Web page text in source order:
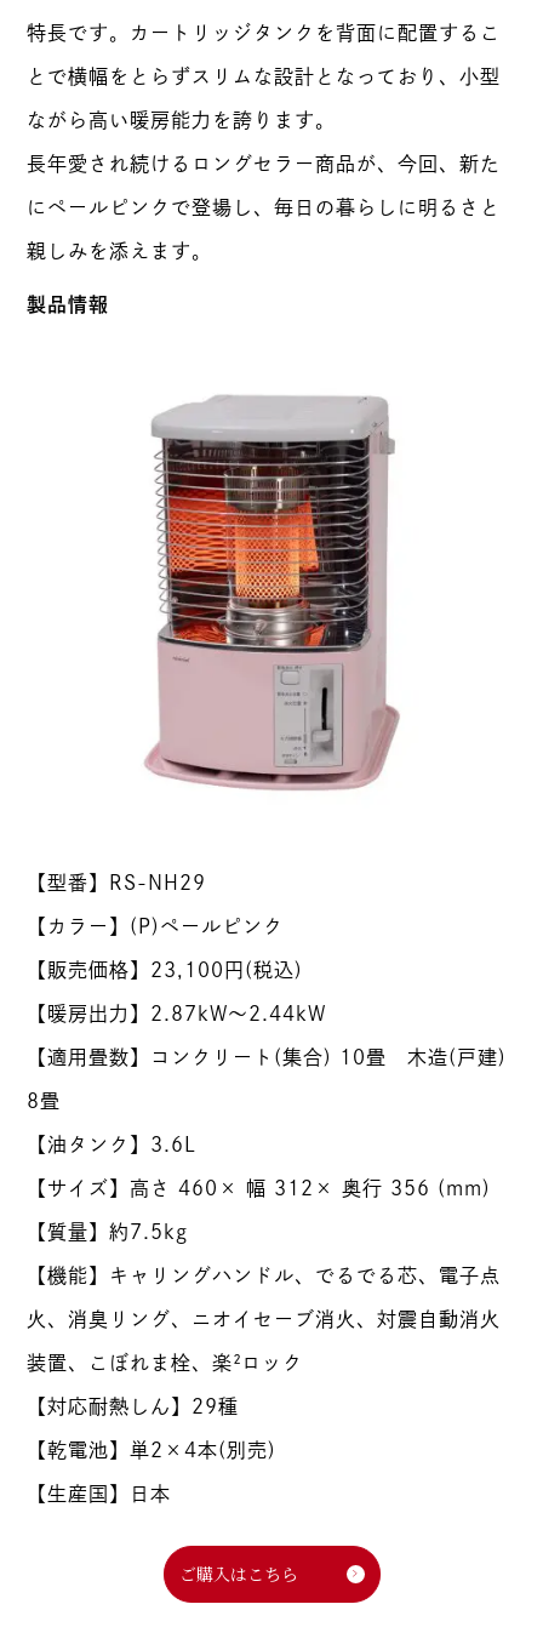
特長です。カートリッジタンクを背面に配置するこ
とで横幅をとらずスリムな設計となっており、小型
ながら高い暖房能力を誇ります。
長年愛され続けるロングセラー商品が、今回、新た
にペールピンクで登場し、毎日の暮らしに明るさと
親しみを添えます。
製品情報
【型番】RS-NH29
【カラー】(P)ペールピンク
【販売価格】23,100円(税込)
【暖房出力】2.87kW～2.44kW
【適用畳数】コンクリート(集合) 10畳 木造(戸建)
8畳
【油タンク】3.6L
【サイズ】高さ 460× 幅 312× 奥行 356 (mm)
【質量】約7.5kg
【機能】キャリングハンドル、でるでる芯、電子点
火、消臭リング、ニオイセーブ消火、対震自動消火
装置、こぼれま栓、楽²ロック
【対応耐熱しん】29種
【乾電池】単2×4本(別売)
【生産国】日本
ご購入はこちら